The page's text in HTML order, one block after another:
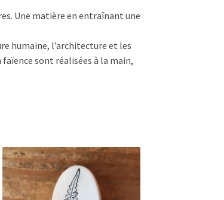
Une matière en entraînant une
humaine, l’architecture et les
faïence sont réalisées à la main,